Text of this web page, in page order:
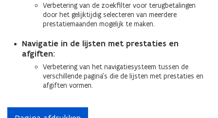
Verbetering van de zoekfilter voor terugbetalingen
door het gelijktijdig selecteren van meerdere
prestatiemaanden mogelijk te maken.
Navigatie in de lijsten met prestaties en
afgiften:
Verbetering van het navigatiesysteem tussen de
verschillende pagina's die de lijsten met prestaties en
afgiften vormen.